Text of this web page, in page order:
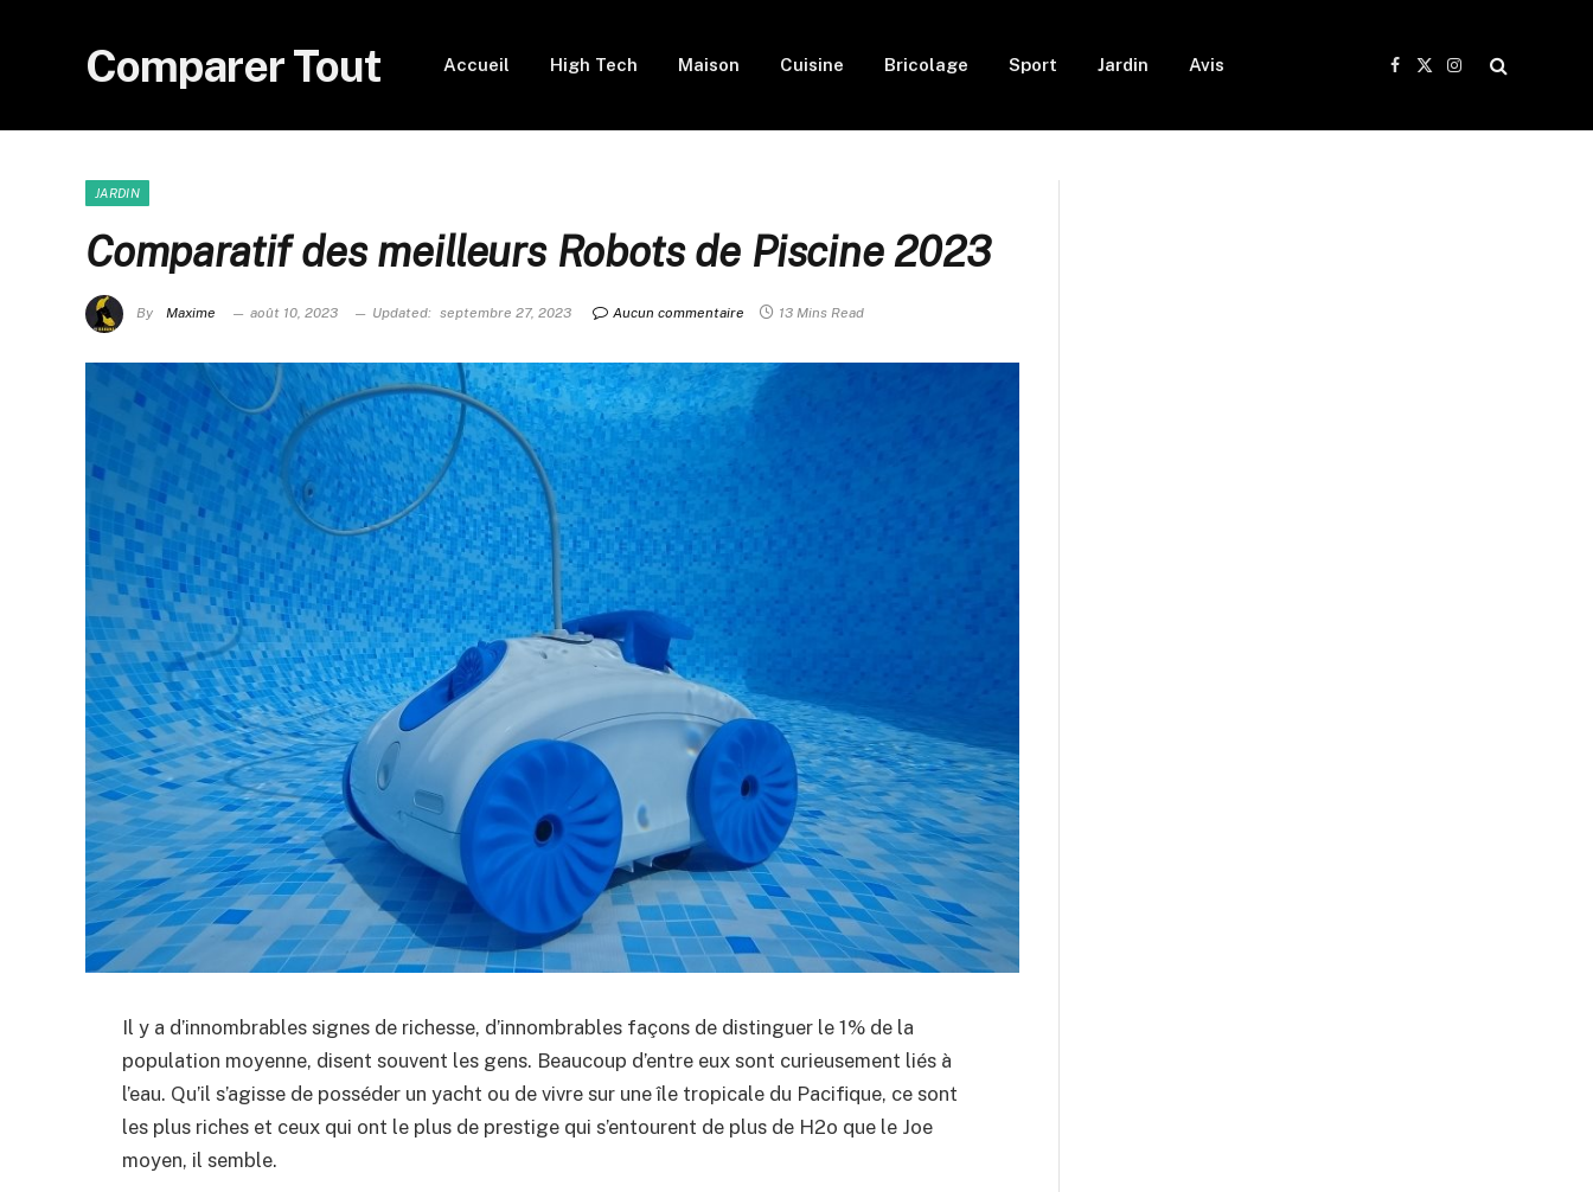
Comparer Tout Accueil High Tech Maison Cuisine Bricolage Sport Jardin Avis
Facebook
X
Instagram
JARDIN
Comparatif des meilleurs Robots de Piscine 2023
By Maxime août 10, 2023 Updated: septembre 27, 2023 Aucun commentaire 13 Mins Read
Il y a d’innombrables signes de richesse, d’innombrables façons de distinguer le 1% de la
population moyenne, disent souvent les gens. Beaucoup d’entre eux sont curieusement liés à
l’eau. Qu’il s’agisse de posséder un yacht ou de vivre sur une île tropicale du Pacifique, ce sont
les plus riches et ceux qui ont le plus de prestige qui s’entourent de plus de H2o que le Joe
moyen, il semble.